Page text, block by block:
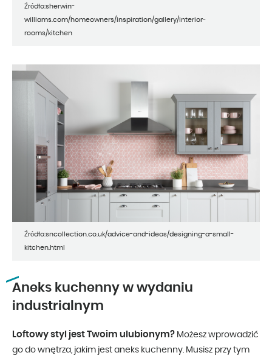
Źródło:sherwin-
williams.com/homeowners/inspiration/gallery/interior-
rooms/kitchen
Źródło:sncollection.co.uk/advice-and-ideas/designing-a-small-
kitchen.html
Aneks kuchenny w wydaniu
industrialnym
Loftowy styl jest Twoim ulubionym? Możesz wprowadzić
go do wnętrza, jakim jest aneks kuchenny. Musisz przy tym